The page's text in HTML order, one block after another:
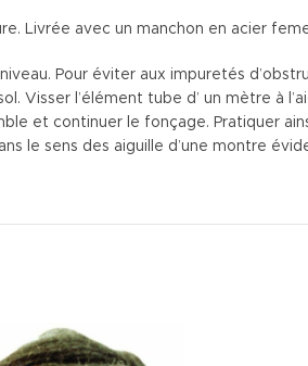
Livrée avec un manchon en acier
Pour éviter aux impuretés
l’élément tube d’ un mètre à
et continuer le fonçage. Pratiquer
le sens des aiguille d’une montre